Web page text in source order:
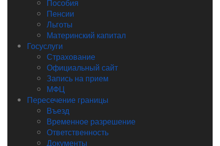
Пособия
Пенсии
Льготы
Материнский капитал
Госуслуги
Страхование
Официальный сайт
Запись на прием
МФЦ
Пересечение границы
Въезд
Временное разрешение
Ответственность
Документы